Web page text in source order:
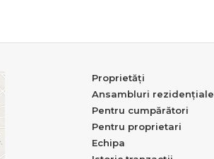
Proprietăți
Ansambluri rezidențiale
Pentru cumpărători
Pentru proprietari
Echipa